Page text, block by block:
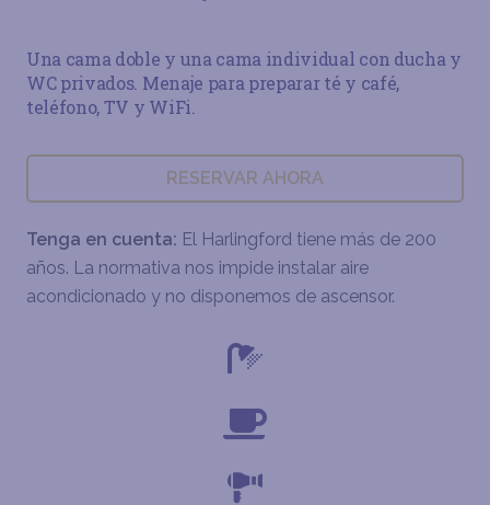
Una cama doble y una cama individual con ducha y
WC privados. Menaje para preparar té y café,
teléfono, TV y WiFi.
RESERVAR AHORA
Tenga en cuenta: El Harlingford tiene más de 200
años. La normativa nos impide instalar aire
acondicionado y no disponemos de ascensor.